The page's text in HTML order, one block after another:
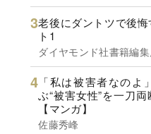
老後にダントツで後
ト1
ダイヤモンド社書籍編
「私は被害者なのよ
ぶ“被害女性”を一刀
【マンガ】
佐藤秀峰